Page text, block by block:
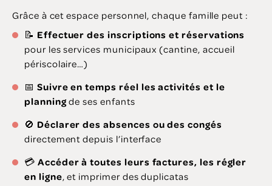
Grâce à cet espace personnel, chaque famille peut :
📝 Effectuer des inscriptions et réservations
pour les services municipaux (cantine, accueil
périscolaire…)
📅 Suivre en temps réel les activités et le
planningde ses enfants
🚫 Déclarer des absences ou des congés
directement depuis l’interface
💳 Accéder à toutes leurs factures, les régler
en ligne, et imprimer des duplicatas